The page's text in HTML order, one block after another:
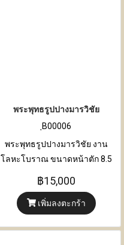
พระพุทธรูปปางมารวิชัย
ฺB00006
พระพุทธรูปปางมารวิชัย งาน
โลหะโบราณ ขนาดหน้าตัก 8.5
เซนติเมตร x ความหนา 15
เซนติเมตร x ความสูง 40
฿15,000
เพิ่มลงตะกร้า